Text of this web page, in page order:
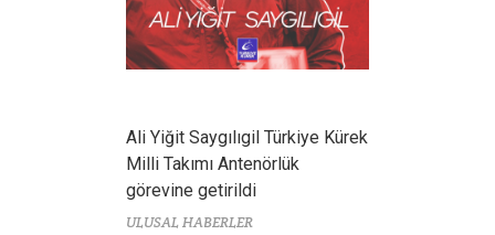
Ali Yiğit Saygılıgil Türkiye Kürek
Milli Takımı Antenörlük
görevine getirildi
ULUSAL HABERLER